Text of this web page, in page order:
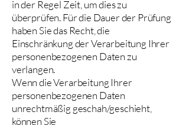
in der Regel Zeit, um dies zu
überprüfen. Für die Dauer der Prüfung
haben Sie das Recht, die
Einschränkung der Verarbeitung Ihrer
personenbezogenen Daten zu
verlangen.
Wenn die Verarbeitung Ihrer
personenbezogenen Daten
unrechtmäßig geschah/geschieht,
können Sie